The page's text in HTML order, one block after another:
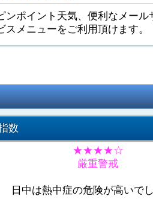
ンポイント天気、便利なメール
スメニューをご利用頂けます。
数
★★★★☆
厳重警戒
日中は熱中症の危険が高いでし